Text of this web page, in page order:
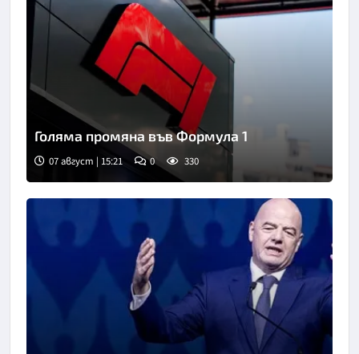
Голяма промяна във Формула 1
07 август | 15:21 0 330